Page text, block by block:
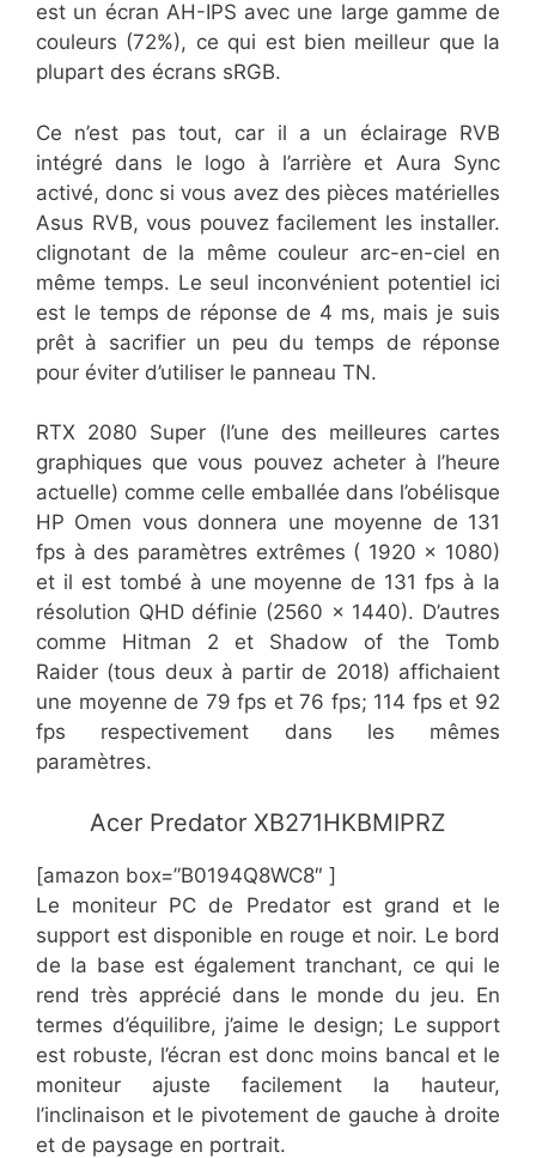
est un écran AH-IPS avec une large gamme de
couleurs (72%), ce qui est bien meilleur que la
plupart des écrans sRGB.
Ce n’est pas tout, car il a un éclairage RVB
intégré dans le logo à l’arrière et Aura Sync
activé, donc si vous avez des pièces matérielles
Asus RVB, vous pouvez facilement les installer.
clignotant de la même couleur arc-en-ciel en
même temps. Le seul inconvénient potentiel ici
est le temps de réponse de 4 ms, mais je suis
prêt à sacrifier un peu du temps de réponse
pour éviter d’utiliser le panneau TN.
RTX 2080 Super (l’une des meilleures cartes
graphiques que vous pouvez acheter à l’heure
actuelle) comme celle emballée dans l’obélisque
HP Omen vous donnera une moyenne de 131
fps à des paramètres extrêmes ( 1920 x 1080)
et il est tombé à une moyenne de 131 fps à la
résolution QHD définie (2560 x 1440). D’autres
comme Hitman 2 et Shadow of the Tomb
Raider (tous deux à partir de 2018) affichaient
une moyenne de 79 fps et 76 fps; 114 fps et 92
fps respectivement dans les mêmes
paramètres.
​Acer Predator XB271HKBMIPRZ
[amazon box=”​​B0194Q8WC8″ ]
Le moniteur PC de Predator est grand et le
support est disponible en rouge et noir. Le bord
de la base est également tranchant, ce qui le
rend très apprécié dans le monde du jeu. En
termes d’équilibre, j’aime le design; Le support
est robuste, l’écran est donc moins bancal et le
moniteur ajuste facilement la hauteur,
l’inclinaison et le pivotement de gauche à droite
et de paysage en portrait.